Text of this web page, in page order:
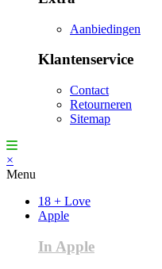
Aanbiedingen
Klantenservice
Contact
Retourneren
Sitemap
×
Menu
18 + Love
Apple
In Apple